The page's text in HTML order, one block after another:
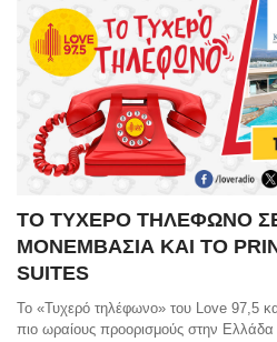
ΤΟ ΤΥΧΕΡΟ ΤΗΛΕΦΩΝΟ ΣΕ
ΜΟΝΕΜΒΑΣΙΑ ΚΑΙ ΤΟ
SUITES
Το «Τυχερό τηλέφωνο» του Love 97,5
πιο ωραίους προορισμούς στην Ελλάδα